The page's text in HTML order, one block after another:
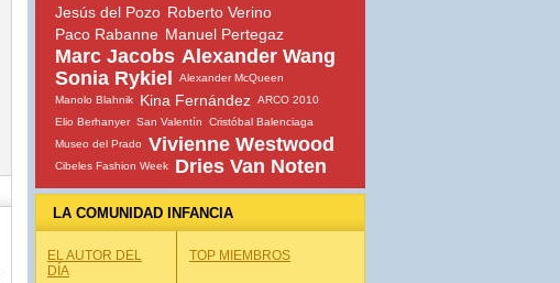
Jesús del Pozo Roberto Verino
Paco Rabanne Manuel Pertegaz
Marc Jacobs Alexander Wang
Sonia Rykiel
Alexander McQueen
Manolo Blahnik
Kina Fernández ARCO 2010
Elio Berhanyer San Valentín
Cristóbal Balenciaga
Museo del Prado
Vivienne Westwood
Cibeles Fashion Week Dries Van Noten
LA COMUNIDAD INFANCIA
EL AUTOR DEL
DÍA
TOP MIEMBROS